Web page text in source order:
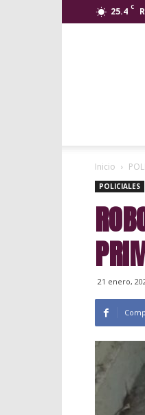
25.4 C
Inicio
POLICIALES
21 enero,